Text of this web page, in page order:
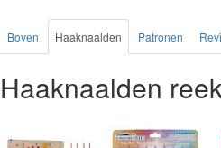
Boven Haaknaalden Patronen
Haaknaalden